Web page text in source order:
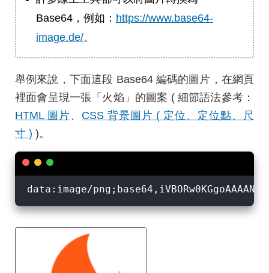
Base64，例如： https://www.base64-
image.de/。
舉例來說，下面這段 Base64 編碼的圖片，在網頁
裡面會呈現一張「火焰」的圖案 ( 細節語法參考：
HTML 圖片、 CSS 背景圖片 ( 定位、定位點、尺
寸 ) )。
data:image/